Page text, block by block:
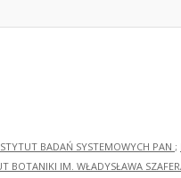
BADAŃ SYSTEMOWYCH PAN ;
BOTANIKI IM. WŁADYSŁAWA